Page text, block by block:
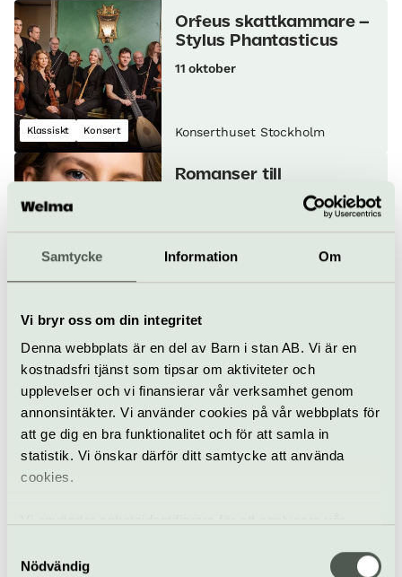
Samtycke Information Om
Vi bryr oss om din integritet
Denna webbplats är en del av Barn i stan AB. Vi är en
kostnadsfri tjänst som tipsar om aktiviteter och
upplevelser och vi finansierar vår verksamhet genom
annonsintäkter. Vi använder cookies på vår webbplats för
att ge dig en bra funktionalitet och för att samla in
statistik. Vi önskar därför ditt samtycke att använda
cookies.
samt tillhandahålla funktioner för sociala medier. Vi
Nödvändig
Klassiskt Konsert
Orfeus skattkammare –
Stylus Phantasticus
11 oktober
Konserthuset Stockholm
Konsert Opera
Romanser till
nobelpristagare
Konserthuset Stockholm
Konsert Opera
Mahler och Byström
14–15 oktober
Konserthuset Stockholm